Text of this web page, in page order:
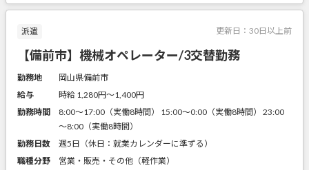
派遣 更新日： 30日以上前
【備前市】機械オペレーター/3交替勤務
勤務地
岡山県備前市
給与
時給 1,280円〜1,400円
勤務時間
8:00～17:00（実働8時間） 15:00～0:00（実働8時間） 23:00
～8:00（実働8時間）
勤務日数
週5日（休日：就業カレンダーに準ずる）
職種分野
営業・販売・その他（軽作業）